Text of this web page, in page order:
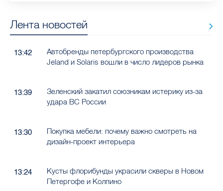
Лента новостей
13:42
Автобренды петербургского производства
Jeland и Solaris вошли в число лидеров рынка
13:39
Зеленский закатил союзникам истерику из-за
удара ВС России
13:30
Покупка мебели: почему важно смотреть на
дизайн-проект интерьера
13:24
Кусты флорибунды украсили скверы в Новом
Петергофе и Колпино